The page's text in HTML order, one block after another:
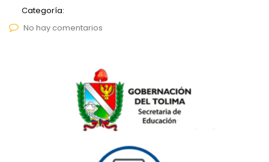
Categoría:
No hay comentarios